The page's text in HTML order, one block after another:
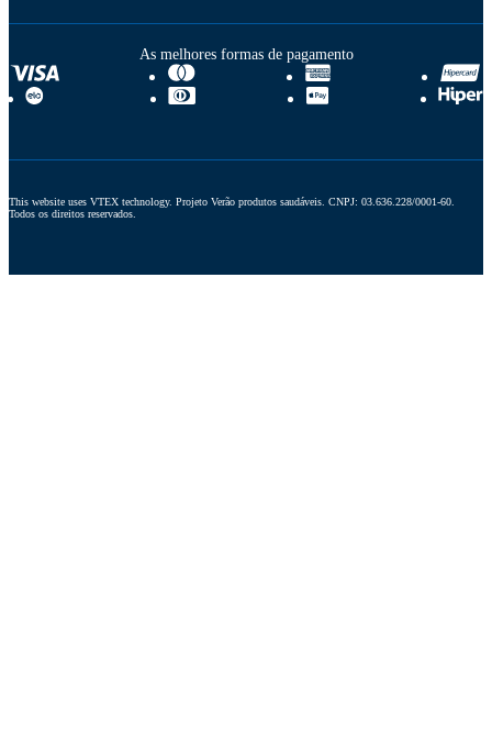
As melhores formas de pagamento
This website uses VTEX technology. Projeto Verão produtos saudáveis. CNPJ: 03.636.228/0001-60.
Todos os direitos reservados.